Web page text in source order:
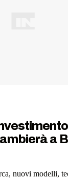
a
nuovi modelli,